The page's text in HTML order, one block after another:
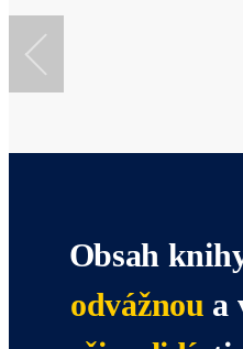
Obsah
odvážnou a